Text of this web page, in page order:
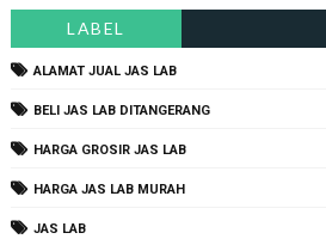
LABEL
ALAMAT JUAL JAS LAB
BELI JAS LAB DITANGERANG
HARGA GROSIR JAS LAB
HARGA JAS LAB MURAH
JAS LAB